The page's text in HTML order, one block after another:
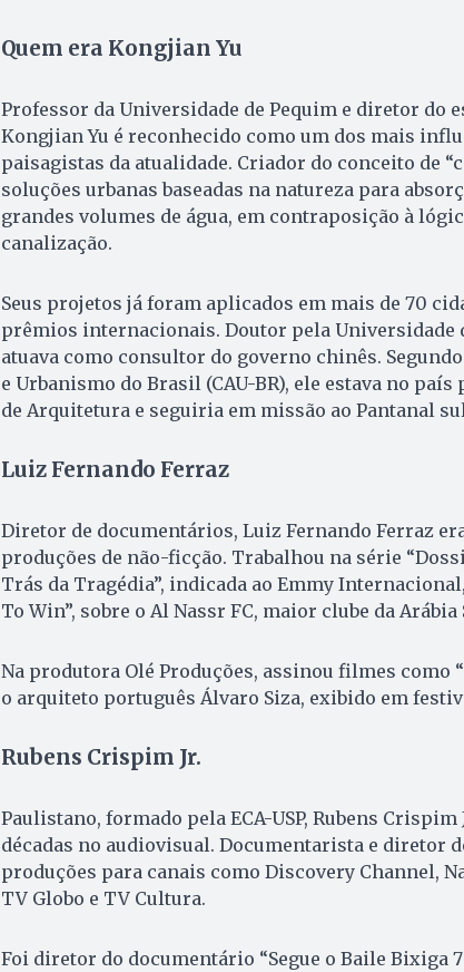
Quem era Kongjian Yu
Professor da Universidade de Pequim e diretor do
Kongjian Yu é reconhecido como um dos mais
paisagistas da atualidade. Criador do conceito de
soluções urbanas baseadas na natureza para
grandes volumes de água, em contraposição à
canalização.
Seus projetos já foram aplicados em mais de 70
prêmios internacionais. Doutor pela Universidade
atuava como consultor do governo chinês.
e Urbanismo do Brasil (CAU-BR), ele estava no
de Arquitetura e seguiria em missão ao Pantanal
Luiz Fernando Ferraz
Diretor de documentários, Luiz Fernando Ferraz
produções de não-ficção. Trabalhou na série
Trás da Tragédia”, indicada ao Emmy
To Win”, sobre o Al Nassr FC, maior clube da Arábia
Na produtora Olé Produções, assinou filmes como
o arquiteto português Álvaro Siza, exibido em
Rubens Crispim Jr.
Paulistano, formado pela ECA-USP, Rubens Crispim
décadas no audiovisual. Documentarista e diretor
produções para canais como Discovery Channel,
TV Globo e TV Cultura.
Foi diretor do documentário “Segue o Baile Bixiga